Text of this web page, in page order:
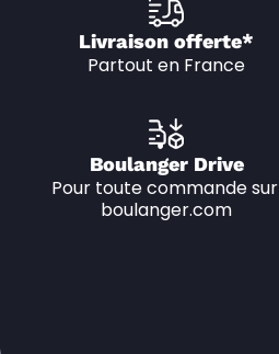
Livraison offerte*
Partout en France
Boulanger Drive
Pour toute commande sur
boulanger.com